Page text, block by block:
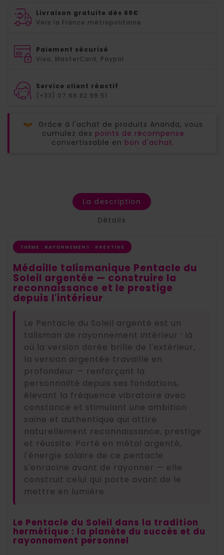
Livraison gratuite dès 69€
Vers la France métropolitaine
Paiement sécurisé
Visa, MasterCard, Paypal
Service client réactif
(+33) 07.66.82.99.51
Grâce à l'achat de produits Ananda, vous
cumulez des points de récompense
convertissable en bon d'achat.
La description
Détails
THÈME : RAYONNEMENT · PRESTIGE
Médaille talismanique Pentacle du
Soleil argentée — construire la
reconnaissance et le prestige
depuis l'intérieur
Le Pentacle du Soleil argenté est un
talisman de rayonnement intérieur : là
où la version dorée brille de l'extérieur,
la version argentée travaille en
profondeur — renforçant la
personnalité depuis ses fondations,
élevant la fréquence vibratoire avec
constance et stimulant une ambition
saine et authentique qui attire
naturellement reconnaissance, prestige
et réussite. Porté en métal argenté,
l'énergie solaire de ce pentacle
s'enracine avant de rayonner — elle
construit celui qui porte avant de le
mettre en lumière.
Le Pentacle du Soleil dans la tradition
hermétique : la planète du succès et du
rayonnement personnel